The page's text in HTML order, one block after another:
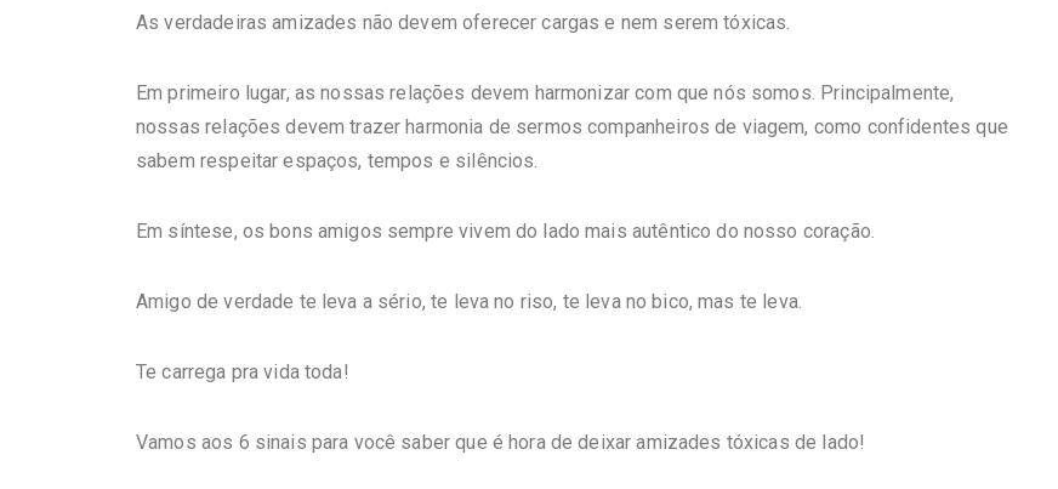
As verdadeiras amizades não devem oferecer cargas e nem serem tóxicas.
Em primeiro lugar, as nossas relações devem harmonizar com que nós somos. Principalmente,
nossas relações devem trazer harmonia de sermos companheiros de viagem, como confidentes que
sabem respeitar espaços, tempos e silêncios.
Em síntese, os bons amigos sempre vivem do lado mais autêntico do nosso coração.
Amigo de verdade te leva a sério, te leva no riso, te leva no bico, mas te leva.
Te carrega pra vida toda!
Vamos aos 6 sinais para você saber que é hora de deixar amizades tóxicas de lado!